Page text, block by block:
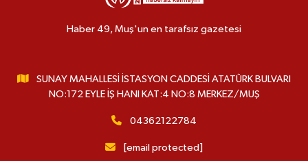
Haber 49, Muş'un en tarafsız gazetesi
SUNAY MAHALLESİ İSTASYON CADDESİ ATATÜRK BULVARI
NO:172 EYLE İŞ HANI KAT:4 NO:8 MERKEZ/MUŞ
04362122784
[email protected]